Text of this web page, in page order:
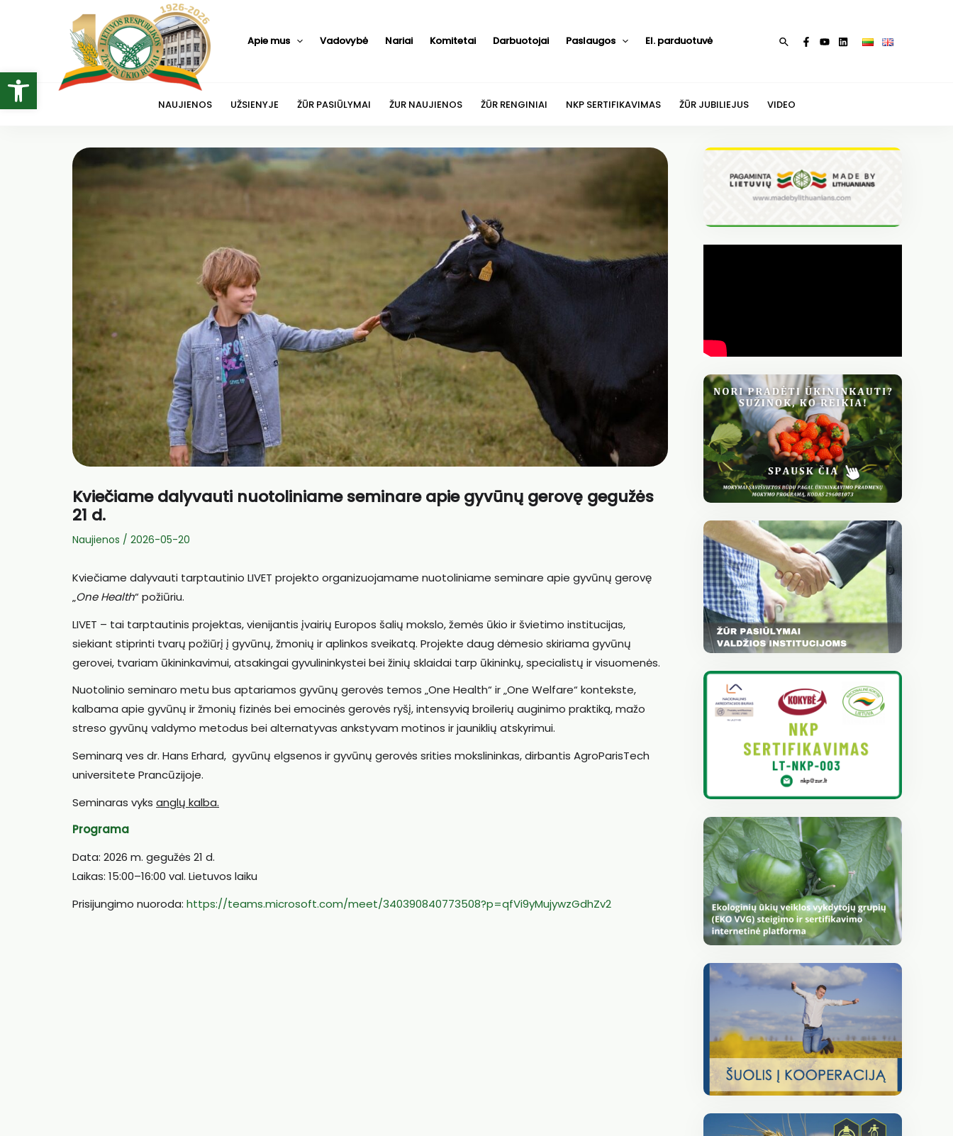
Open toolbar
Apie mus Vadovybė Nariai Komitetai Darbuotojai Paslaugos El. parduotuvė Paieška
NAUJIENOS UŽSIENYJE ŽŪR PASIŪLYMAI ŽUR NAUJIENOS ŽŪR RENGINIAI NKP SERTIFIKAVIMAS ŽŪR JUBILIEJUS VIDEO
Kviečiame dalyvauti nuotoliniame seminare apie gyvūnų gerovę gegužės
21 d.
Naujienos / 2026-05-20
Kviečiame dalyvauti tarptautinio LIVET projekto organizuojamame nuotoliniame seminare apie gyvūnų gerovę
„One Health“ požiūriu.
LIVET – tai tarptautinis projektas, vienijantis įvairių Europos šalių mokslo, žemės ūkio ir švietimo institucijas,
siekiant stiprinti tvarų požiūrį į gyvūnų, žmonių ir aplinkos sveikatą. Projekte daug dėmesio skiriama gyvūnų
gerovei, tvariam ūkininkavimui, atsakingai gyvulininkystei bei žinių sklaidai tarp ūkininkų, specialistų ir visuomenės.
Nuotolinio seminaro metu bus aptariamos gyvūnų gerovės temos „One Health“ ir „One Welfare“ kontekste,
kalbama apie gyvūnų ir žmonių fizinės bei emocinės gerovės ryšį, intensyvią broilerių auginimo praktiką, mažo
streso gyvūnų valdymo metodus bei alternatyvas ankstyvam motinos ir jauniklių atskyrimui.
Seminarą ves dr. Hans Erhard, gyvūnų elgsenos ir gyvūnų gerovės srities mokslininkas, dirbantis AgroParisTech
universitete Prancūzijoje.
Seminaras vyks anglų kalba.
Programa
Data: 2026 m. gegužės 21 d.
Laikas: 15:00–16:00 val. Lietuvos laiku
Prisijungimo nuoroda: https://teams.microsoft.com/meet/340390840773508?p=qfVi9yMujywzGdhZv2